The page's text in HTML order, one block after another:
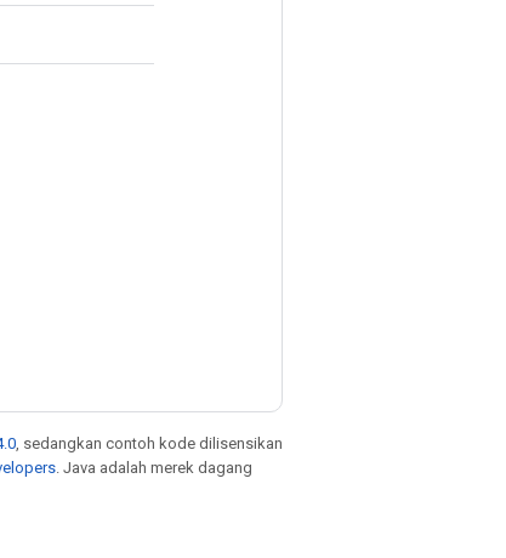
, sedangkan contoh kode dilisensikan
. Java adalah merek dagang